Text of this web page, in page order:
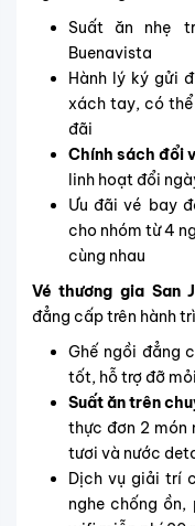
Suất ăn nhẹ
Buenavista
Hành lý ký gửi
xách tay, có
đãi
Chính sách đổi
linh hoạt đổi
Ưu đãi vé bay
cho nhóm từ 4
cùng nhau
Vé thương gia San
đẳng cấp trên hành
Ghế ngồi đẳng
tốt, hỗ trợ đỡ
Suất ăn trên
thực đơn 2 món
tươi và nước
Dịch vụ giải trí
nghe chống